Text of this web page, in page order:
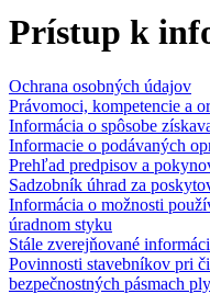
Prístup k
Ochrana osobných údajov
Právomoci, kompetencie a
Informácia o spôsobe
Informacie o podávaných
Prehľad predpisov a
Sadzobník úhrad za
Informácia o možnosti
úradnom styku
Stále zverejňované
Povinnosti stavebníkov pri
bezpečnostných pásmach